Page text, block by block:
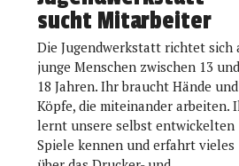
sucht Mitarbeiter
Die Jugendwerkstatt richtet sich
junge Menschen zwischen 13 und
18 Jahren. Ihr braucht Hände und
Köpfe, die miteinander arbeiten.
lernt unsere selbst entwickelten
Spiele kennen und erfahrt vieles